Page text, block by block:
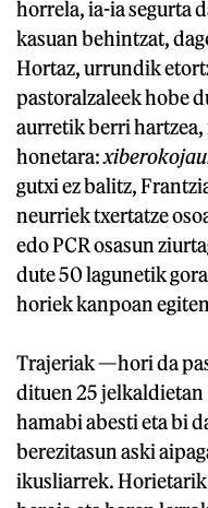
horrela, ia-ia segurta
kasuan behintzat,
Hortaz, urrundik
pastoralzaleek hobe
aurretik berri
honetara:
gutxi ez balitz,
neurriek txertatze
edo PCR osasun
dute 50 lagunetik
horiek kanpoan
Trajeriak —hori da
dituen 25
hamabi abesti eta bi
berezitasun aski
ikusliarrek.